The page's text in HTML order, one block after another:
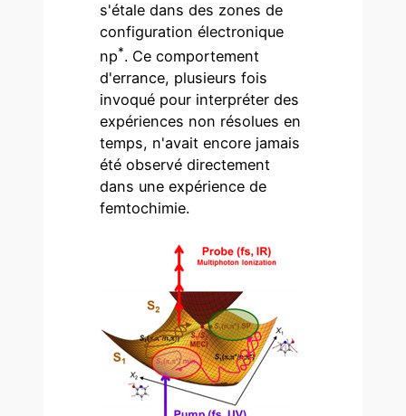
s'étale dans des zones de
configuration électronique
np*. Ce comportement
d'errance, plusieurs fois
invoqué pour interpréter des
expériences non résolues en
temps, n'avait encore jamais
été observé directement
dans une expérience de
femtochimie.